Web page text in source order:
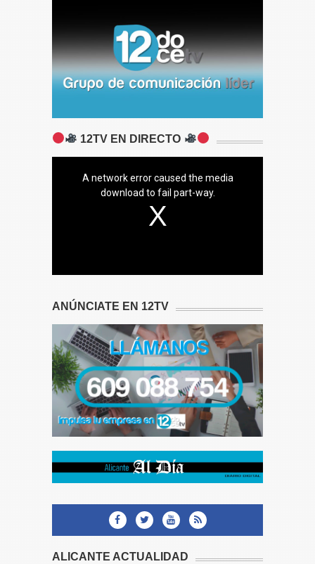
12TV EN DIRECTO
A network error caused the media
download to fail part-way.
ANÚNCIATE EN 12TV
ALICANTE ACTUALIDAD